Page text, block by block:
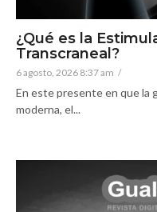
¿Qué es la
Transcraneal?
6 agosto, 2026 8:37 am /
En este presente en que la
moderna, el...